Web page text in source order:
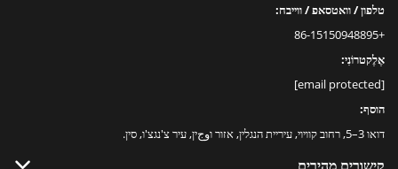
טלפון / וואטסאפ / ווייבח:
+86-15150948895
אֶלֶקטרוֹנִי:
[email protected]
הוסף:
דואו 3–5, רחוב קוויוי, עיריית הנגלין, אזור וوجין, עיר צ'נגצ'ו, סין.
קישורים מהירים